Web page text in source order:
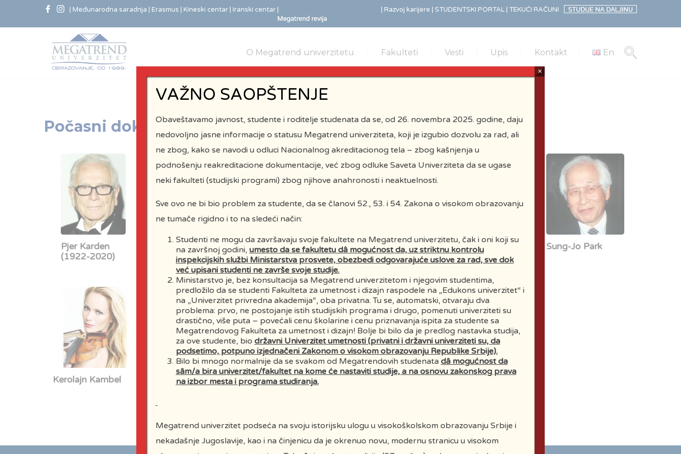
| Međunarodna saradnja | Erasmus | Kineski centar | Iranski centar | | Razvoj karijere | STUDENTSKI PORTAL | TEKUĆI RAČUNI
O Megatrend univerzitetu Fakulteti Vesti Upis Kontakt En
Počasni doktori
Pjer Karden
(1922-2020)
Miloš Šobajić
(1945 –
2021)
Kičiro Hasegava Roland Dumas
Džon Nezbit
(1929-2021)
Sung-Jo Park
Kerolajn Kambel Vudrou Klark
Milutin Mrkonjić
VAŽNO SAOPŠTENJE
Obaveštavamo javnost, studente i roditelje studenata da se, od 26. novembra 2025. godine, daju
nedovoljno jasne informacije o statusu Megatrend univerziteta, koji je izgubio dozvolu za rad, ali
ne zbog, kako se navodi u odluci Nacionalnog akreditacionog tela – zbog kašnjenja u
podnošenju reakreditacione dokumentacije, već zbog odluke Saveta Univerziteta da se ugase
neki fakulteti (studijski programi) zbog njihove anahronosti i neaktuelnosti.
Sve ovo ne bi bio problem za studente, da se članovi 52., 53. i 54. Zakona o visokom obrazovanju
ne tumače rigidno i to na sledeći način:
Studenti ne mogu da završavaju svoje fakultete na Megatrend univerzitetu, čak i oni koji su
na završnoj godini, umesto da se fakultetu dâ mogućnost da, uz striktnu kontrolu
inspekcijskih službi Ministarstva prosvete, obezbedi odgovarajuće uslove za rad, sve dok
već upisani studenti ne završe svoje studije.
Ministarstvo je, bez konsultacija sa Megatrend univerzitetom i njegovim studentima,
predložilo da se studenti Fakulteta za umetnost i dizajn raspodele na „Edukons univerzitet“ i
na „Univerzitet privredna akademija“, oba privatna. Tu se, automatski, otvaraju dva
problema: prvo, ne postojanje istih studijskih programa i drugo, pomenuti univerziteti su
drastično, više puta – povećali cenu školarine i cenu priznavanja ispita za studente sa
Megatrendovog Fakulteta za umetnost i dizajn! Bolje bi bilo da je predlog nastavka studija,
za ove studente, bio državni Univerzitet umetnosti (privatni i državni univerziteti su, da
podsetimo, potpuno izjednačeni Zakonom o visokom obrazovanju Republike Srbije).
Bilo bi mnogo normalnije da se svakom od Megatrendovih studenata dâ mogućnost da
sâm/a bira univerzitet/fakultet na kome će nastaviti studije, a na osnovu zakonskog prava
na izbor mesta i programa studiranja.
Megatrend univerzitet podseća na svoju istorijsku ulogu u visokoškolskom obrazovanju Srbije i
nekadašnje Jugoslavije, kao i na činjenicu da je okrenuo novu, modernu stranicu u visokom
×